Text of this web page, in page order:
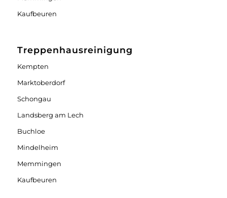
Kaufbeuren
Treppenhausreinigung
Kempten
Marktoberdorf
Schongau
Landsberg am Lech
Buchloe
Mindelheim
Memmingen
Kaufbeuren